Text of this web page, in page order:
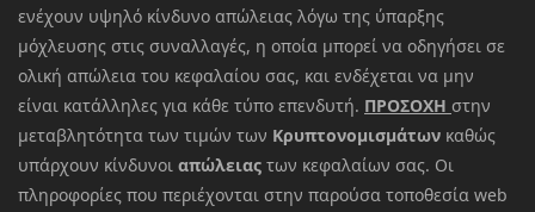
ενέχουν υψηλό κίνδυνο απώλειας λόγω της ύπαρξης
μόχλευσης στις συναλλαγές, η οποία μπορεί να οδηγήσει σε
ολική απώλεια του κεφαλαίου σας, και ενδέχεται να μην
είναι κατάλληλες για κάθε τύπο επενδυτή. ΠΡΟΣΟΧΗ στην
μεταβλητότητα των τιμών των Κρυπτονομισμάτων καθώς
υπάρχουν κίνδυνοι απώλειας των κεφαλαίων σας. Οι
πληροφορίες που περιέχονται στην παρούσα τοποθεσία web